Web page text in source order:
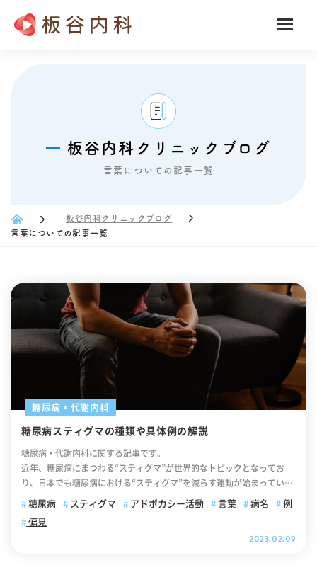
板谷内科クリニックブログ
言葉についての記事一覧
板谷内科クリニックブログ
言葉についての記事一覧
糖尿病・代謝内科
糖尿病スティグマの種類や具体例の解説
糖尿病・代謝内科に関する記事です。
近年、糖尿病にまつわる“スティグマ”が世界的なトピックとなってお
り、日本でも糖尿病における“スティグマ”を減らす運動が始まっていま
す。 この記事では、「糖尿病スティグマ」について解説していきます。
いて解説しておりますので、ぜひ最後までご覧ください。 【目次】 糖
尿病スティグマとは 糖尿病スティグマが生じる原因 糖尿病のスティグ
糖尿病 スティグマ アドボカシー活動 言葉 病名
例
偏見
2023.02.09